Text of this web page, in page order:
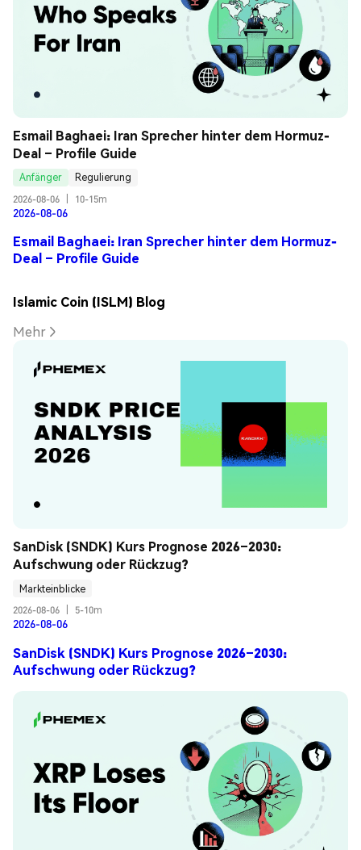
Esmail Baghaei: Iran Sprecher hinter dem Hormuz-
Deal – Profile Guide
Anfänger
Regulierung
2026-08-06
10-15m
2026-08-06
Esmail Baghaei: Iran Sprecher hinter dem Hormuz-
Deal – Profile Guide
Islamic Coin (ISLM) Blog
Mehr
SanDisk (SNDK) Kurs Prognose 2026–2030:
Aufschwung oder Rückzug?
Markteinblicke
2026-08-06
5-10m
2026-08-06
SanDisk (SNDK) Kurs Prognose 2026–2030:
Aufschwung oder Rückzug?